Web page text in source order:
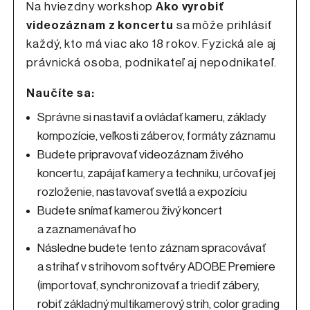
Na hviezdny workshopAko vyrobiť
videozáznam z koncertu sa môže prihlásiť
každý, kto má viac ako 18 rokov. Fyzická ale aj
právnická osoba, podnikateľ aj nepodnikateľ.
Naučíte sa:
Správne si nastaviť a ovládať kameru, základy
kompozície, veľkosti záberov, formáty záznamu
Budete pripravovať videozáznam živého
koncertu, zapájať kamery a techniku, určovať jej
rozloženie, nastavovať svetlá a expozíciu
Budete snímať kamerou živý koncert
a zaznamenávať ho
Následne budete tento záznam spracovávať
a strihať v strihovom softvéry ADOBE Premiere
(importovať, synchronizovať a triediť zábery,
robiť základný multikamerový strih, color grading